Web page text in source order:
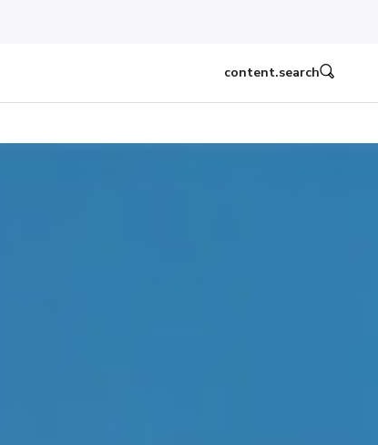
content.search